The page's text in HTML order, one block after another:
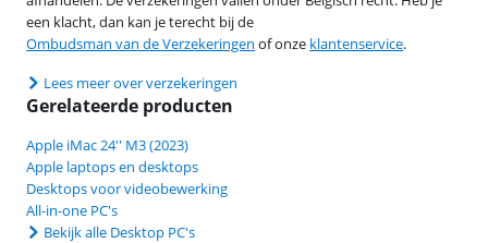
een klacht, dan kan je terecht bij de
Ombudsman van de Verzekeringen of onze klantenservice.
Lees meer over verzekeringen
Gerelateerde producten
Apple iMac 24'' M3 (2023)
Apple laptops en desktops
Desktops voor videobewerking
All-in-one PC's
Bekijk alle Desktop PC's